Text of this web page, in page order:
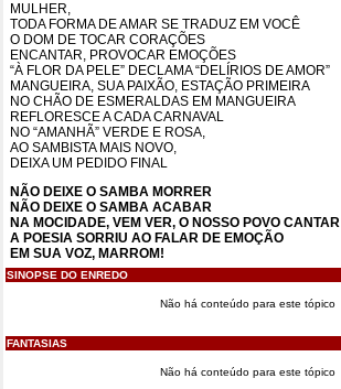
MULHER,
TODA FORMA DE AMAR SE TRADUZ EM VOCÊ
O DOM DE TOCAR CORAÇÕES
ENCANTAR, PROVOCAR EMOÇÕES
“À FLOR DA PELE” DECLAMA “DELÍRIOS DE AMOR”
MANGUEIRA, SUA PAIXÃO, ESTAÇÃO PRIMEIRA
NO CHÃO DE ESMERALDAS EM MANGUEIRA
REFLORESCE A CADA CARNAVAL
NO “AMANHÃ” VERDE E ROSA,
AO SAMBISTA MAIS NOVO,
DEIXA UM PEDIDO FINAL
NÃO DEIXE O SAMBA MORRER
NÃO DEIXE O SAMBA ACABAR
NA MOCIDADE, VEM VER, O NOSSO POVO CANTAR
A POESIA SORRIU AO FALAR DE EMOÇÃO
EM SUA VOZ, MARROM!
SINOPSE DO ENREDO
Não há conteúdo para este tópico
FANTASIAS
Não há conteúdo para este tópico